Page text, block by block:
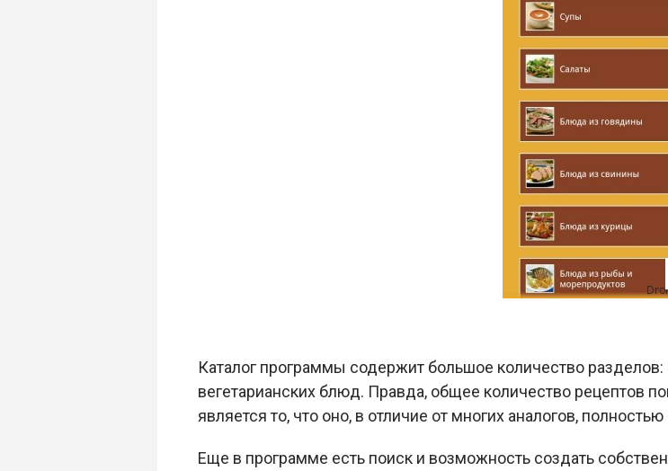
Каталог программы содержит большое количество разделов:
вегетарианских блюд. Правда, общее количество рецептов
является то, что оно, в отличие от многих аналогов,
Еще в программе есть поиск и возможность создать